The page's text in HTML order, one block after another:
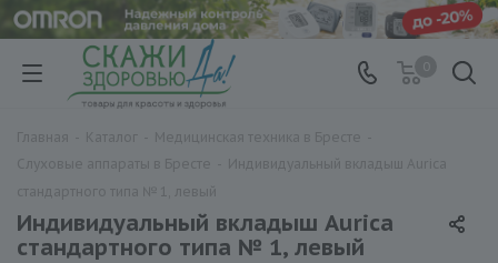
Индивидуальный вкладыш Aurica
стандартного типа № 1, левый